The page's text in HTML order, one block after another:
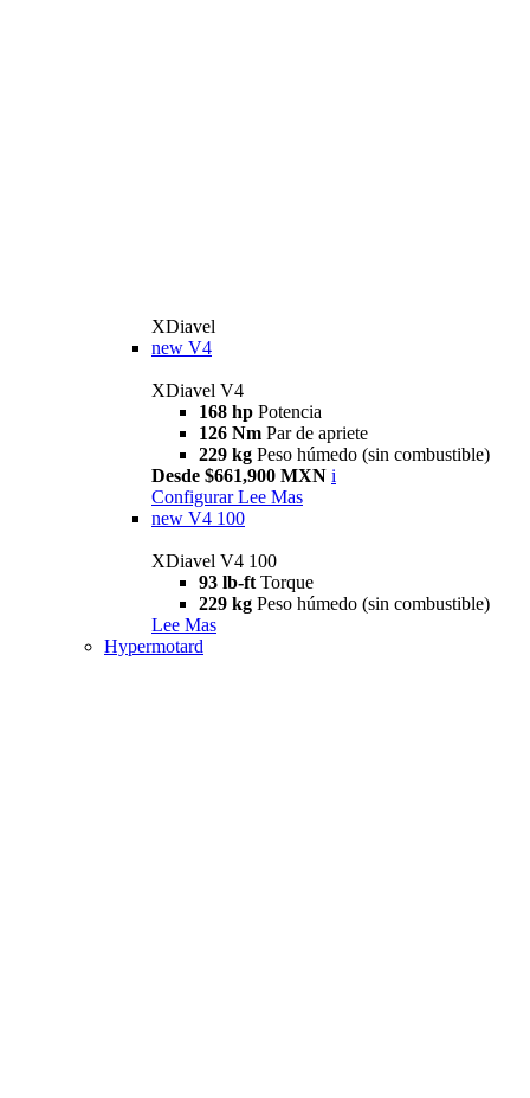
XDiavel
new V4
XDiavel V4
168 hp Potencia
126 Nm Par de apriete
229 kg Peso húmedo (sin combustible)
Desde $661,900 MXN i
Configurar Lee Mas
new V4 100
XDiavel V4 100
93 lb-ft Torque
229 kg Peso húmedo (sin combustible)
Lee Mas
Hypermotard